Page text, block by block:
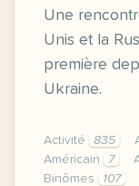
Une
Unis et la
première
Ukraine.
Activité 835
Américain
7
Binômes
107